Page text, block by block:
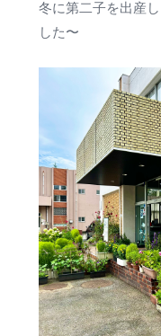
冬に第二子を出産
した〜